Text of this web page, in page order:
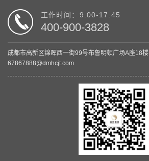
工作时间：9:00-17:45
400-900-3828
成都市高新区锦晖西一街99号布鲁明顿广场A座18楼
67867888@dmhcjt.com